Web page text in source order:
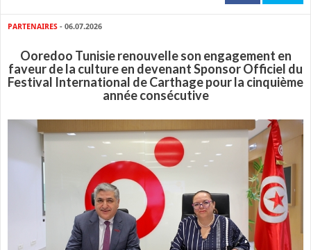
PARTENAIRES - 06.07.2026
Ooredoo Tunisie renouvelle son engagement en
faveur de la culture en devenant Sponsor Officiel du
Festival International de Carthage pour la cinquième
année consécutive